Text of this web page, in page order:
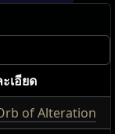
เอียด
of Alteration